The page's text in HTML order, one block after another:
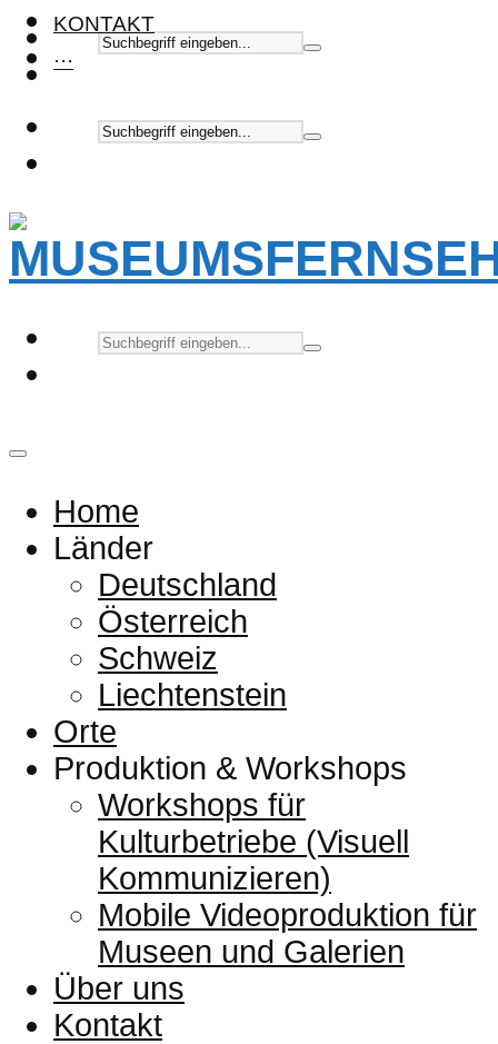
KONTAKT
···
Home
Länder
Deutschland
Österreich
Schweiz
Liechtenstein
Orte
Produktion & Workshops
Workshops für
Kulturbetriebe (Visuell
Kommunizieren)
Mobile Videoproduktion für
Museen und Galerien
Über uns
Kontakt